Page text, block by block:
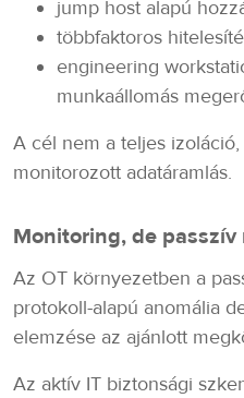
jump host alapú
többfaktoros
engineering
munkaállomás
A cél nem a teljes
monitorozott adatáramlás.
Monitoring, de passzív
Az OT környezetben a
protokoll-alapú anomália
elemzése az ajánlott
Az aktív IT biztonsági